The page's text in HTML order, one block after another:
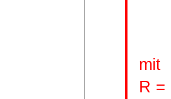
mit
R =